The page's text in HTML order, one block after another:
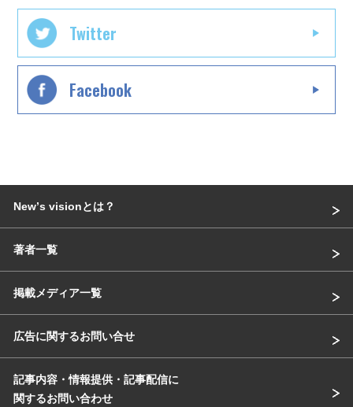
Twitter
Facebook
Newʼs visionとは？
著者一覧
掲載メディア一覧
広告に関するお問い合せ
記事内容・情報提供・記事配信に
関するお問い合わせ